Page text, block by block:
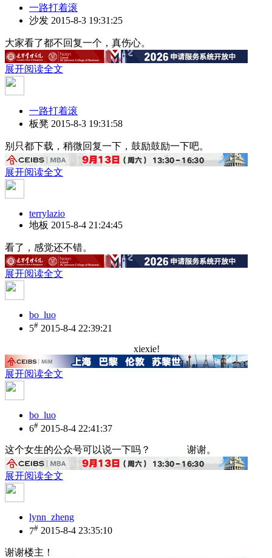
一路打着滚
沙发 2015-8-3 19:31:25
大家看了都不回复一个，真伤心。
展开阅读全文
一路打着滚
板凳 2015-8-3 19:31:58
别只都下载，稍微回复一下，鼓励鼓励一下吧。
展开阅读全文
terrylazio
地板 2015-8-4 21:24:45
看了，感觉还不错。
展开阅读全文
bo_luo
5# 2015-8-4 22:39:21
xiexie!
展开阅读全文
bo_luo
6# 2015-8-4 22:41:37
这个女生的公众号可以说一下吗？ 谢谢。
展开阅读全文
lynn_zheng
7# 2015-8-4 23:35:10
谢谢楼主！